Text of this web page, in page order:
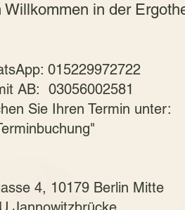
Willkommen in der
015229972722
AB: 03056002581
Sie Ihren Termin unter:
4, 10179 Berlin Mitte